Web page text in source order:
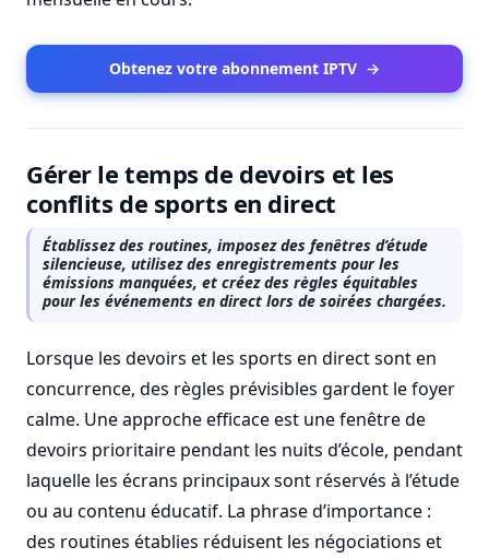
Obtenez votre abonnement IPTV →
Gérer le temps de devoirs et les
conflits de sports en direct
Établissez des routines, imposez des fenêtres d’étude
silencieuse, utilisez des enregistrements pour les
émissions manquées, et créez des règles équitables
pour les événements en direct lors de soirées chargées.
Lorsque les devoirs et les sports en direct sont en
concurrence, des règles prévisibles gardent le foyer
calme. Une approche efficace est une fenêtre de
devoirs prioritaire pendant les nuits d’école, pendant
laquelle les écrans principaux sont réservés à l’étude
ou au contenu éducatif. La phrase d’importance :
des routines établies réduisent les négociations et